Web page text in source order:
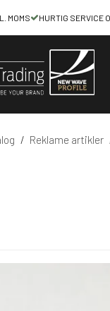
MOMS HURTIG SERVICE
/ Reklame artikler